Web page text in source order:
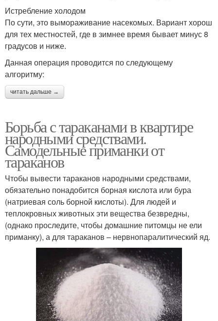
Истребление холодом
По сути, это вымораживание насекомых. Вариант хорош
для тех местностей, где в зимнее время бывает минус 8
градусов и ниже.
Данная операция проводится по следующему
алгоритму:
читать дальше →
Борьба с тараканами в квартире
народными средствами.
Самодельные приманки от
тараканов
Чтобы вывести тараканов народными средствами,
обязательно понадобится борная кислота или бура
(натриевая соль борной кислоты). Для людей и
теплокровных животных эти вещества безвредны,
(однако проследите, чтобы домашние питомцы не ели
приманку), а для тараканов – нервнопаралитический яд.